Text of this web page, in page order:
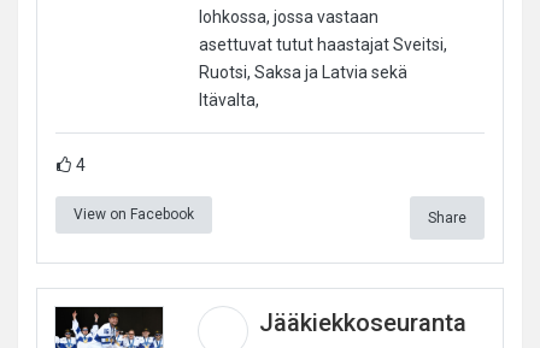
lohkossa, jossa vastaan
asettuvat tutut haastajat Sveitsi,
Ruotsi, Saksa ja Latvia sekä
Itävalta,
4
View on Facebook Share
Jääkiekkoseuranta